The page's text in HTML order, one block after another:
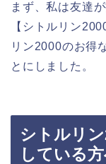
まず、私は友達
【シトルリン
リン2000のお得
とにしました。
シトルリ
している